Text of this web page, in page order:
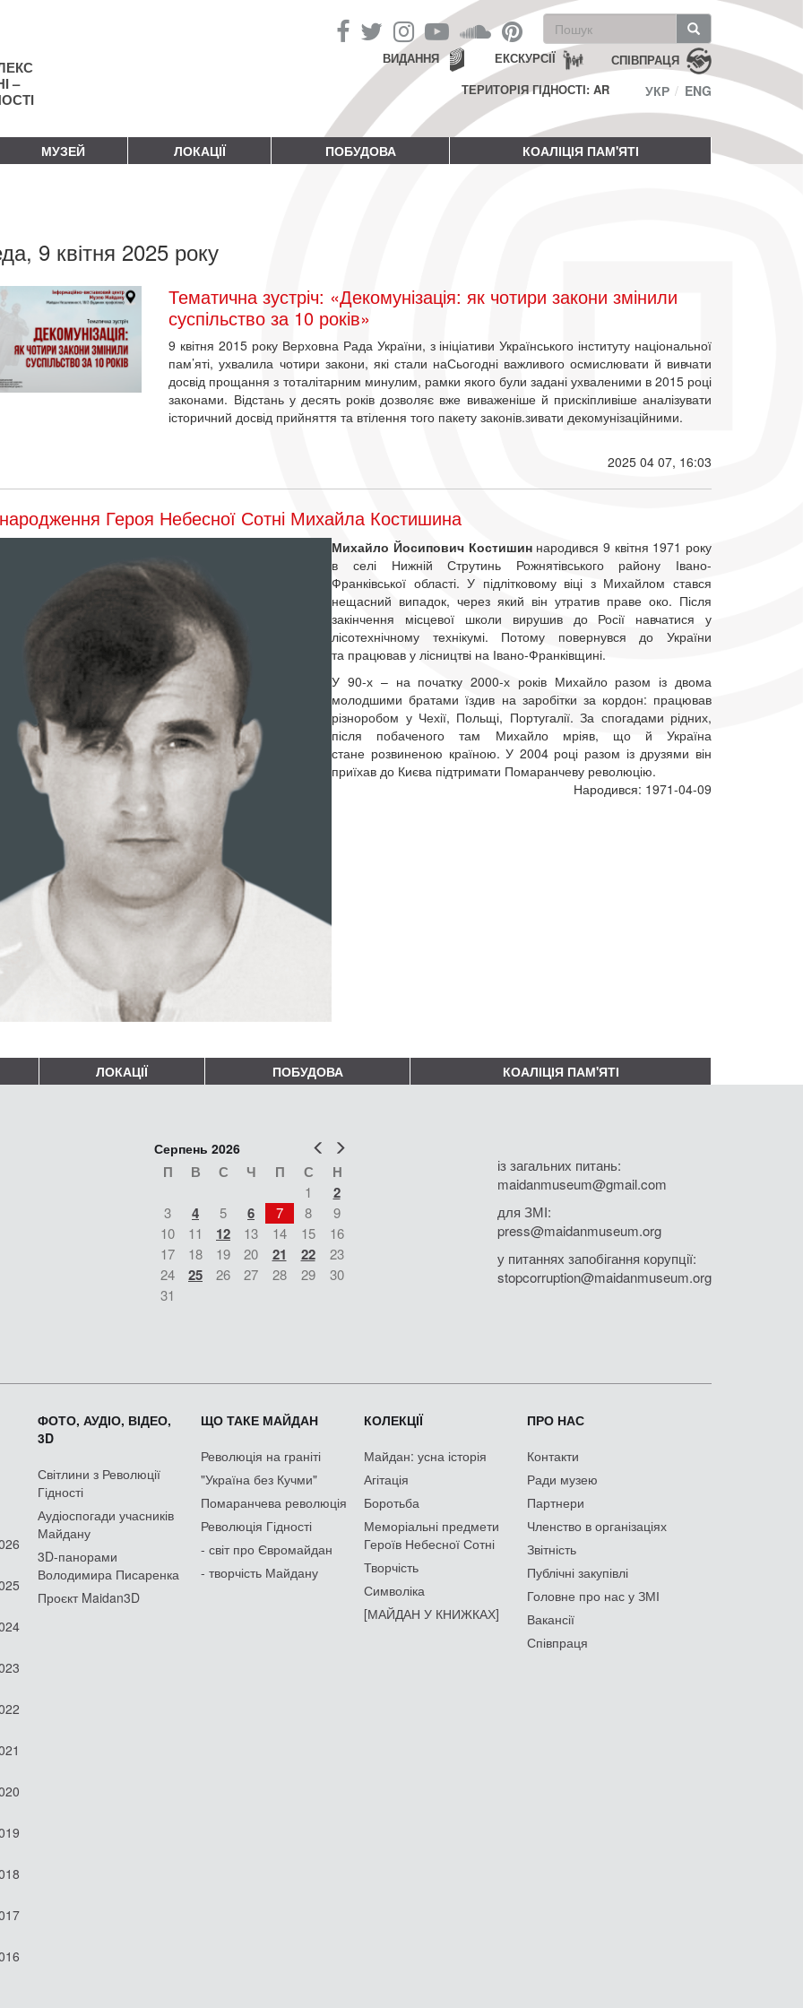
–
Пошукова
форма
Пошук СПІВПРАЦЯ
ЕКСКУРСІЇ
ВИДАННЯ
ТЕРИТОРІЯ ГІДНОСТІ: AR
УКР ENG
МУЗЕЙ ЛОКАЦІЇ ПОБУДОВА КОАЛІЦІЯ ПАМ'ЯТІ
9 квітня 2025 року
Тематична зустріч: «Декомунізація: як чотири закони змінили
суспільство за 10 років»
9 квітня 2015 року Верховна Рада України, з ініціативи Українського інституту національної
пам’яті, ухвалила чотири закони, які стали наСьогодні важливого осмислювати й вивчати
досвід прощання з тоталітарним минулим, рамки якого були задані ухваленими в 2015 році
законами. Відстань у десять років дозволяє вже виваженіше й прискіпливіше аналізувати
історичний досвід прийняття та втілення того пакету законів.зивати декомунізаційними.
2025 04 07, 16:03
Героя Небесної Сотні Михайла Костишина
Михайло Йосипович Костишиннародився 9 квітня 1971 року
в селі Нижній Струтинь Рожнятівського району Івано-
Франківської області. У підлітковому віці з Михайлом стався
нещасний випадок, через який він утратив праве око. Після
закінчення місцевої школи вирушив до Росії навчатися у
лісотехнічному технікумі. Потому повернувся до України
та працював у лісництві на Івано-Франківщині.
У 90-х – на початку 2000-х років Михайло разом із двома
молодшими братами їздив на заробітки за кордон: працював
різноробом у Чехії, Польщі, Португалії. За спогадами рідних,
після побаченого там Михайло мріяв, що й Україна
стане розвиненою країною. У 2004 році разом із друзями він
приїхав до Києва підтримати Помаранчеву революцію.
Народився: 1971-04-09
ЛОКАЦІЇ ПОБУДОВА КОАЛІЦІЯ ПАМ'ЯТІ
Попер
Серпень 2026
П В С Ч П С Н
1 2
3 4 5 6 7 8
9
10
11 12 13 14 15
16
17
18 19 20 21 22
23
24
25 26 27 28 29
30
31
із загальних питань:
maidanmuseum@gmail.com
для ЗМІ:
press@maidanmuseum.org
у питаннях запобігання корупції:
stopcorruption@maidanmuseum.org
ФОТО, АУДІО, ВІДЕО,
3D
Світлини з Революції
Гідності
Аудіоспогади учасників
Майдану
3D-панорами
Володимира Писаренка
Проєкт Maidan3D
ЩО ТАКЕ МАЙДАН
Революція на граніті
"Україна без Кучми"
Помаранчева революція
Революція Гідності
- світ про Євромайдан
- творчість Майдану
КОЛЕКЦІЇ
Майдан: усна історія
Агітація
Боротьба
Меморіальні предмети
Героїв Небесної Сотні
Творчість
Символіка
[МАЙДАН У КНИЖКАХ]
ПРО НАС
Контакти
Ради музею
Партнери
Членство в організаціях
Звітність
Публічні закупівлі
Головне про нас у ЗМІ
Вакансії
Співпраця